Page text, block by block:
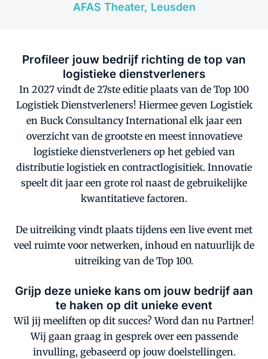
AFAS Theater, Leusden
Profileer jouw bedrijf richting de top van
logistieke dienstverleners
In 2027 vindt de 27ste editie plaats van de Top 100
Logistiek Dienstverleners! Hiermee geven Logistiek
en Buck Consultancy International elk jaar een
overzicht van de grootste en meest innovatieve
logistieke dienstverleners op het gebied van
distributie logistiek en contractlogisitiek. Innovatie
speelt dit jaar een grote rol naast de gebruikelijke
kwantitatieve factoren.
De uitreiking vindt plaats tijdens een live event met
veel ruimte voor netwerken, inhoud en natuurlijk de
uitreiking van de Top 100.
Grijp deze unieke kans om jouw bedrijf aan
te haken op dit unieke event
Wil jij meeliften op dit succes? Word dan nu Partner!
Wij gaan graag in gesprek over een passende
invulling, gebaseerd op jouw doelstellingen.